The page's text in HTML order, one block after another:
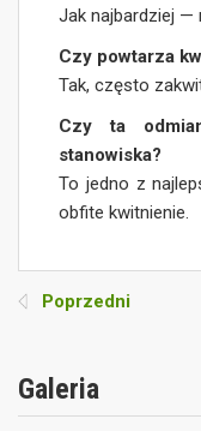
Jak najbardziej —
Czy powtarza
Tak, często
Czy ta
stanowiska?
To jedno z
obfite kwitnienie.
Poprzedni
Galeria